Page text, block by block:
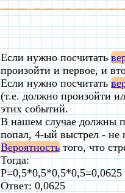
Если нужно посчитать
произойти и первое, и
Если нужно посчитать
(т.е. должно произойти
этих событий.
В нашем случае должны
попал, 4-ый выстрел - не
Вероятностьтого, что
Тогда:
P=0,5*0,5*0,5*0,5=0,0625
Ответ: 0,0625